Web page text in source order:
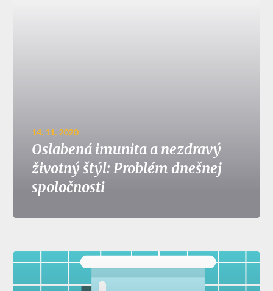
14. 11. 2020
Oslabená imunita a nezdravý
životný štýl: Problém dnešnej
spoločnosti